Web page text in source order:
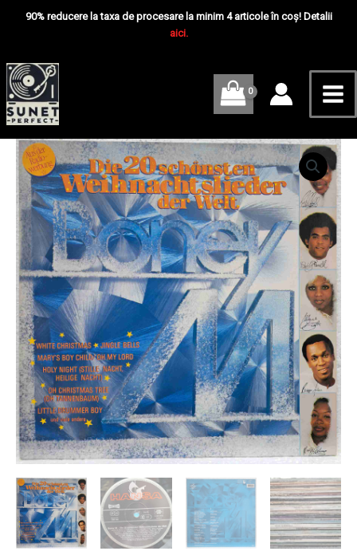
90% reducere la taxa de procesare la minim 4 articole în coș! Detalii
aici.
Cantitate
Boney
M.
–
The
20
Greatest
Christmas
Songs
-
Disc
VINIL
LP
VG
20
VG